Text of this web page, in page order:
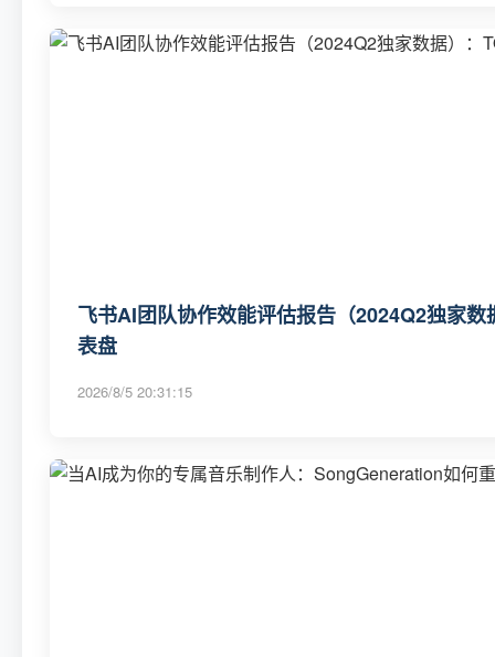
飞书AI团队协作效能评估报告（2024Q2独家
表盘
2026/8/5 20:31:15